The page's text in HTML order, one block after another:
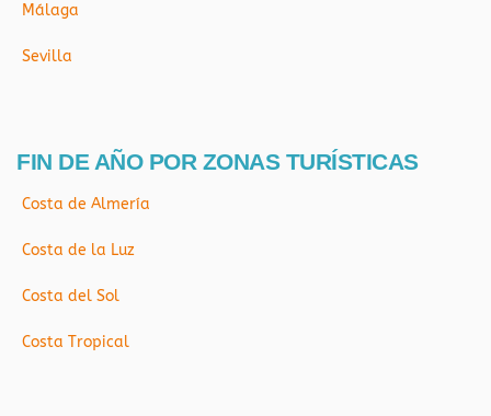
Málaga
Sevilla
FIN DE AÑO POR ZONAS TURÍSTICAS
Costa de Almería
Costa de la Luz
Costa del Sol
Costa Tropical